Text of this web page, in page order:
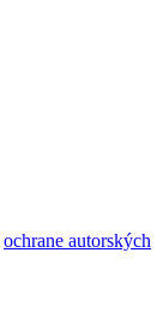
ochrane autorských